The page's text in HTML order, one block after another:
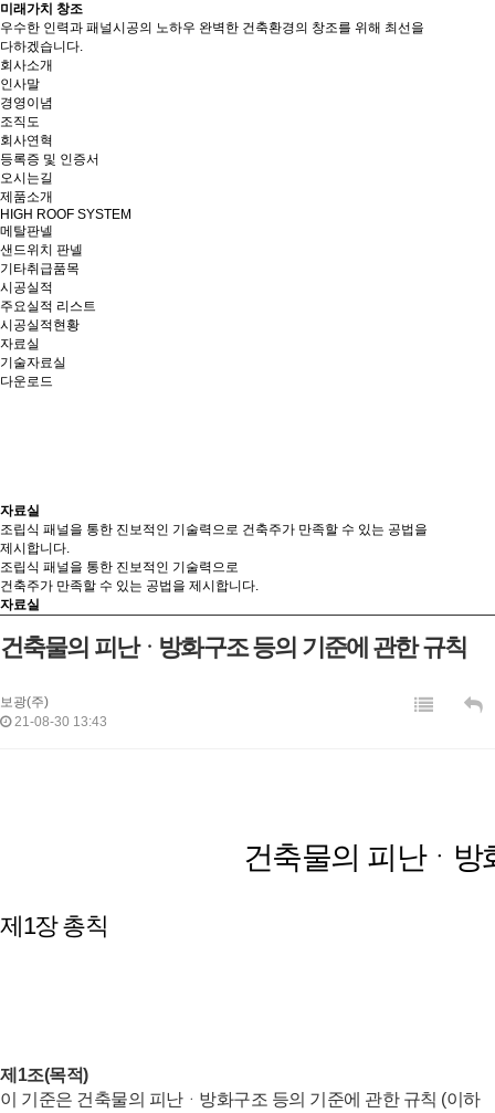
미래가치 창조
우수한 인력과 패널시공의 노하우 완벽한 건축환경의 창조를 위해 최선을
다하겠습니다.
회사소개
인사말
경영이념
조직도
회사연혁
등록증 및 인증서
오시는길
제품소개
HIGH ROOF SYSTEM
메탈판넬
샌드위치 판넬
기타취급품목
시공실적
주요실적 리스트
시공실적현황
자료실
기술자료실
다운로드
자료실
조립식 패널을 통한 진보적인 기술력으로 건축주가 만족할 수 있는 공법을
제시합니다.
조립식 패널을 통한 진보적인 기술력으로
건축주가 만족할 수 있는 공법을 제시합니다.
자료실
건축물의 피난ᆞ방화구조 등의 기준에 관한 규칙
보광(주)
21-08-30 13:43
건축물의 피난ᆞ방
제1장 총칙
제1조(목적)
이 기준은 건축물의 피난ᆞ방화구조 등의 기준에 관한 규칙 (이하